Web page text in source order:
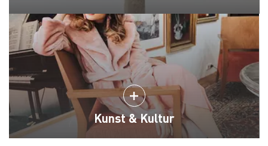
Kunst & Kultur